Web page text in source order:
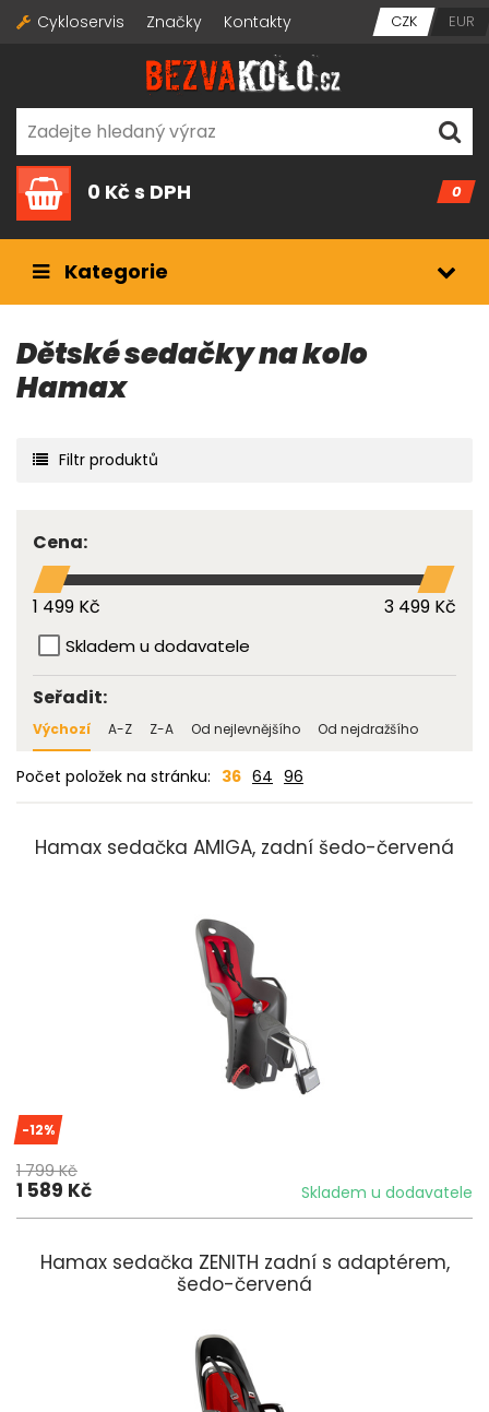
Cykloservis Značky Kontakty CZK EUR
0
0 Kčs DPH
Kategorie
Dětské sedačky na kolo
Hamax
Filtr produktů
Cena:
1 499 Kč 3 499 Kč
Skladem u dodavatele
Seřadit:
Výchozí A-Z Z-A Od nejlevnějšího Od nejdražšího
Počet položek na stránku: 36 64 96
Hamax sedačka AMIGA, zadní šedo-červená
-12%
1 799 Kč
1 589 Kč Skladem u dodavatele
Hamax sedačka ZENITH zadní s adaptérem,
šedo-červená